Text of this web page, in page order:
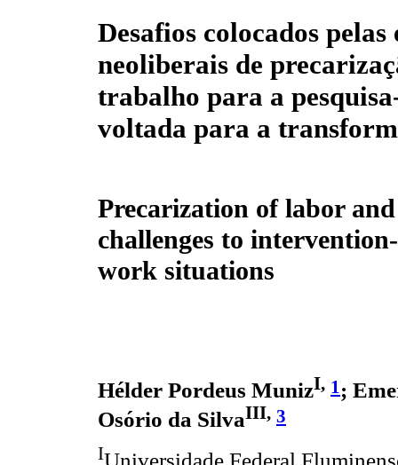
Desafios colocados pelas
neoliberais de
trabalho para a
voltada para a
Precarization of labor
challenges to
work situations
Hélder Pordeus MunizI, 1 ;
Osório da SilvaIII, 3
I